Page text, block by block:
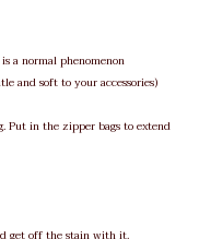
a normal phenomenon
and soft to your accessories)
Put in the zipper bags to extend
get off the stain with it.